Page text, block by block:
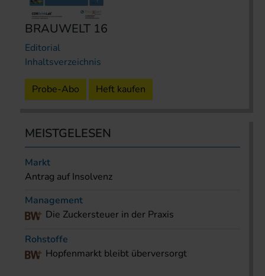
BRAUWELT 16
Editorial
Inhaltsverzeichnis
Probe-Abo Heft kaufen
MEISTGELESEN
Markt
Antrag auf Insolvenz
Management
Die Zuckersteuer in der Praxis
Rohstoffe
Hopfenmarkt bleibt überversorgt